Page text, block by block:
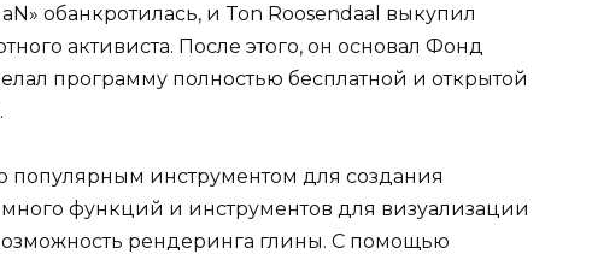
обанкротилась, и Ton Roosendaal выкупил
активиста. После этого, он основал Фонд
программу полностью бесплатной и открытой
популярным инструментом для создания
функций и инструментов для визуализации
рендеринга глины. С помощью